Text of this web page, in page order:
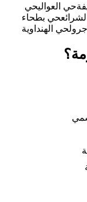
حي العواليحي
حي بطحاء
حي الهنداوية